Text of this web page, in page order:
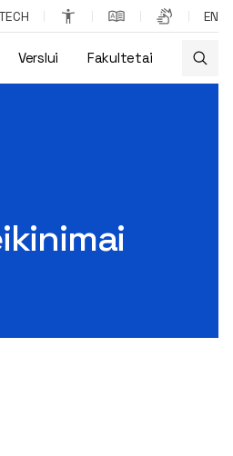
EN
Verslui Fakultetai